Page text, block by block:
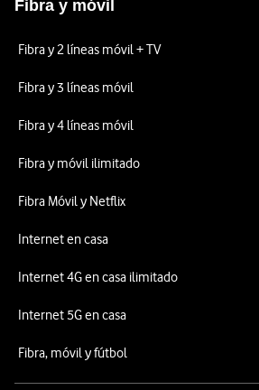
Fibra y móvil
Fibra y 2 líneas móvil + TV
Fibra y 3 líneas móvil
Fibra y 4 líneas móvil
Fibra y móvil ilimitado
Fibra Móvil y Netflix
Internet en casa
Internet 4G en casa ilimitado
Internet 5G en casa
Fibra, móvil y fútbol